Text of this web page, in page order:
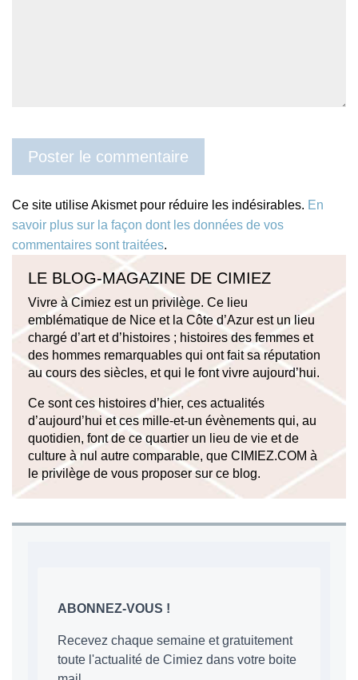
Ce site utilise Akismet pour réduire les indésirables. En
savoir plus sur la façon dont les données de vos
commentaires sont traitées.
LE BLOG-MAGAZINE DE CIMIEZ
Vivre à Cimiez est un privilège. Ce lieu
emblématique de Nice et la Côte d’Azur est un lieu
chargé d’art et d’histoires ; histoires des femmes et
des hommes remarquables qui ont fait sa réputation
au cours des siècles, et qui le font vivre aujourd’hui.
Ce sont ces histoires d’hier, ces actualités
d’aujourd’hui et ces mille-et-un évènements qui, au
quotidien, font de ce quartier un lieu de vie et de
culture à nul autre comparable, que CIMIEZ.COM à
le privilège de vous proposer sur ce blog.
ABONNEZ-VOUS !
Recevez chaque semaine et gratuitement
toute l'actualité de Cimiez dans votre boite